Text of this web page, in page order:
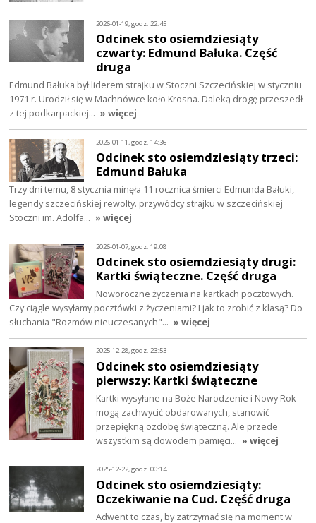
2026-01-19, godz. 22:45
Odcinek sto osiemdziesiąty
czwarty: Edmund Bałuka. Część
druga
Edmund Bałuka był liderem strajku w Stoczni Szczecińskiej w styczniu
1971 r. Urodził się w Machnówce koło Krosna. Daleką drogę przeszedł
z tej podkarpackiej… » więcej
2026-01-11, godz. 14:36
Odcinek sto osiemdziesiąty trzeci:
Edmund Bałuka
Trzy dni temu, 8 stycznia minęła 11 rocznica śmierci Edmunda Bałuki,
legendy szczecińskiej rewolty. przywódcy strajku w szczecińskiej
Stoczni im. Adolfa… » więcej
2026-01-07, godz. 19:08
Odcinek sto osiemdziesiąty drugi:
Kartki świąteczne. Część druga
Noworoczne życzenia na kartkach pocztowych.
Czy ciągle wysyłamy pocztówki z życzeniami? I jak to zrobić z klasą? Do
słuchania "Rozmów nieuczesanych"… » więcej
2025-12-28, godz. 23:53
Odcinek sto osiemdziesiąty
pierwszy: Kartki świąteczne
Kartki wysyłane na Boże Narodzenie i Nowy Rok
mogą zachwycić obdarowanych, stanowić
przepiękną ozdobę świąteczną. Ale przede
wszystkim są dowodem pamięci… » więcej
2025-12-22, godz. 00:14
Odcinek sto osiemdziesiąty:
Oczekiwanie na Cud. Część druga
Adwent to czas, by zatrzymać się na moment w